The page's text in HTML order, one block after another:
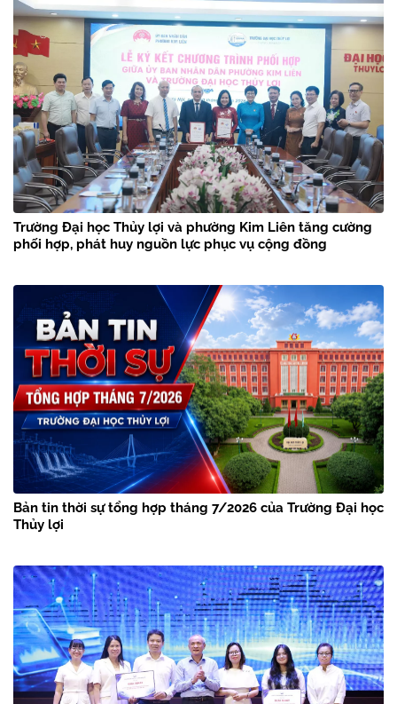
Trường Đại học Thủy lợi và phường Kim Liên tăng cường
phối hợp, phát huy nguồn lực phục vụ cộng đồng
Bản tin thời sự tổng hợp tháng 7/2026 của Trường Đại học
Thủy lợi